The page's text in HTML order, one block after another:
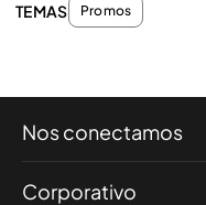
TEMAS Promos
Nos conectamos
Corporativo